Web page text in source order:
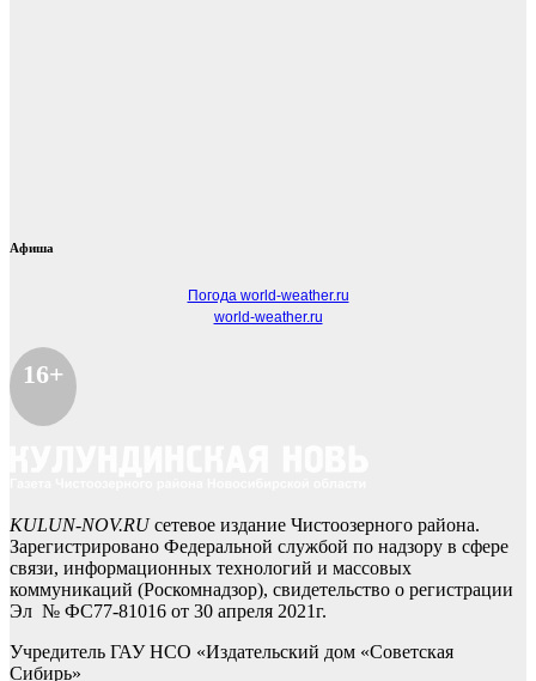
Афиша
Погода world-weather.ru
world-weather.ru
16+
KULUN-NOV.RUсетевое издание Чистоозерного района.
Зарегистрировано Федеральной службой по надзору в сфере
связи, информационных технологий и массовых
коммуникаций (Роскомнадзор), свидетельство о регистрации
Эл № ФС77-81016 от 30 апреля 2021г.
Учредитель ГАУ НСО «Издательский дом «Советская
Сибирь»